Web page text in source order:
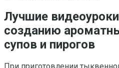
Лучшие
созданию
супов и пирогов
При приготовлении